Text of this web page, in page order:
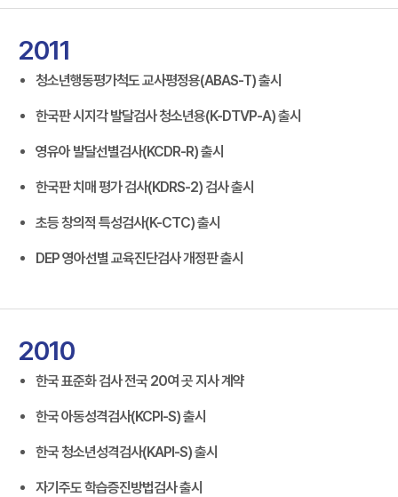
2011
청소년행동평가척도 교사평정용(ABAS-T) 출시
한국판 시지각 발달검사 청소년용(K-DTVP-A) 출시
영유아 발달선별검사(KCDR-R) 출시
한국판 치매 평가 검사(KDRS-2) 검사 출시
초등 창의적 특성검사(K-CTC) 출시
DEP 영아선별 교육진단검사 개정판 출시
2010
한국 표준화 검사 전국 20여 곳 지사 계약
한국 아동성격검사(KCPI-S) 출시
한국 청소년성격검사(KAPI-S) 출시
자기주도 학습증진방법검사 출시